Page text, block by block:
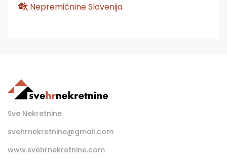
Nepremičnine Slovenija
Sve Nekretnine
svehrnekretnine@gmail.com
www.svehrnekretnine.com